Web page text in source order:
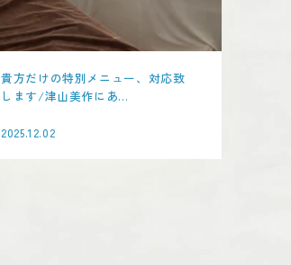
貴方だけの特別メニュー、対応致
します/津山美作にあ...
2025.12.02